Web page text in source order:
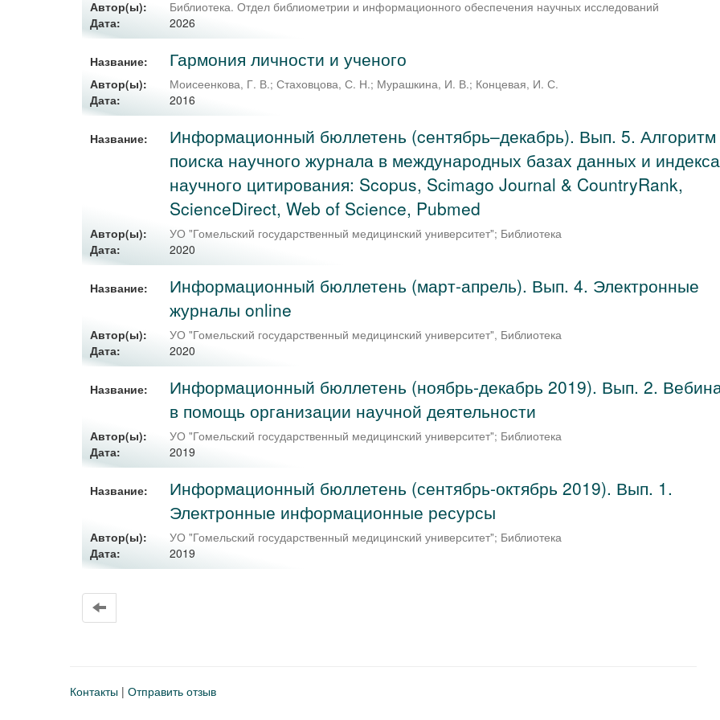
Автор(ы):
Библиотека. Отдел библиометрии и информационного обеспечения научных исследований
Дата:
2026
Название: Гармония личности и ученого
Автор(ы): Моисеенкова, Г. В.;Стаховцова, С. Н.; Мурашкина, И. В.; Концевая, И. С.
Дата:
2016
Название:
Информационный бюллетень (cентябрь–декабрь). Вып. 5. Алгоритм
поиска научного журнала в международных базах данных и
научного цитирования: Scopus, Scimago Journal & CountryRank,
ScienceDirect, Web of Science, Pubmed
Автор(ы): УО "Гомельский государственный медицинский университет"; Библиотека
Дата:
2020
Название:
Информационный бюллетень (март-апрель). Вып. 4. Электронные
журналы online
Автор(ы):
УО "Гомельский государственный медицинский университет", Библиотека
Дата:
2020
Название:
Информационный бюллетень (ноябрь-декабрь 2019). Вып. 2.
в помощь организации научной деятельности
Автор(ы): УО "Гомельский государственный медицинский университет"; Библиотека
Дата:
2019
Название:
Информационный бюллетень (сентябрь-октябрь 2019). Вып. 1.
Электронные информационные ресурсы
Автор(ы): УО "Гомельский государственный медицинский университет"; Библиотека
Дата:
2019
Контакты | Отправить отзыв